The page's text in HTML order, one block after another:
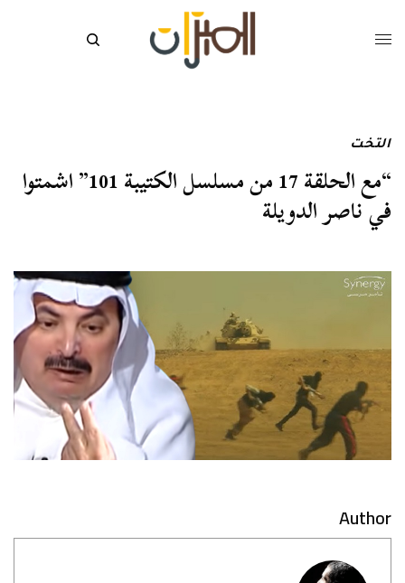
التخت
“مع الحلقة 17 من مسلسل الكتيبة 101” اشمتوا
في ناصر الدويلة
Author